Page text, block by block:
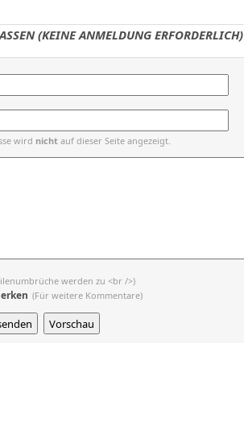
(KEINE ANMELDUNG ERFORDERLICH)
wird nichtauf dieser Seite angezeigt.
werden zu <br />)
(Für weitere Kommentare)